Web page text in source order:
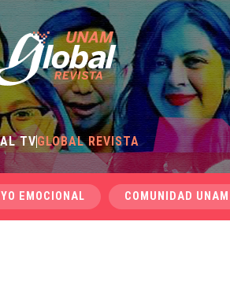
TVGLOBAL REVISTA
EMOCIONAL COMUNIDAD UNAM